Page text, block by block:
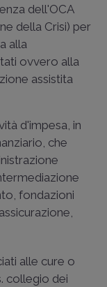
dell'OCA
della Crisi) per
alla
ovvero alla
assistita
d'impesa, in
che
fondazioni
alle cure o
collegio dei